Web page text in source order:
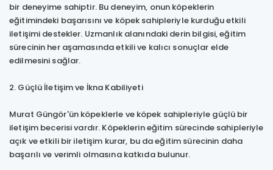
bir deneyime sahiptir. Bu deneyim, onun köpeklerin
eğitimindeki başarısını ve köpek sahipleriyle kurduğu etkili
iletişimi destekler. Uzmanlık alanındaki derin bilgisi, eğitim
sürecinin her aşamasında etkili ve kalıcı sonuçlar elde
edilmesini sağlar.
2. Güçlü İletişim ve İkna Kabiliyeti
Murat Güngör'ün köpeklerle ve köpek sahipleriyle güçlü bir
iletişim becerisi vardır. Köpeklerin eğitim sürecinde sahipleriyle
açık ve etkili bir iletişim kurar, bu da eğitim sürecinin daha
başarılı ve verimli olmasına katkıda bulunur.